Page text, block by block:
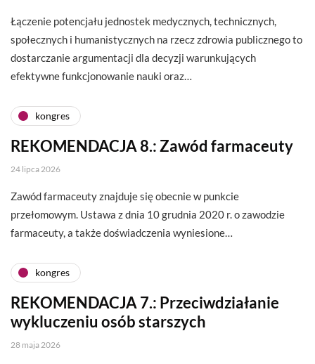
Łączenie potencjału jednostek medycznych, technicznych,
społecznych i humanistycznych na rzecz zdrowia publicznego to
dostarczanie argumentacji dla decyzji warunkujących
efektywne funkcjonowanie nauki oraz…
kongres
REKOMENDACJA 8.: Zawód farmaceuty
24 lipca 2026
Zawód farmaceuty znajduje się obecnie w punkcie
przełomowym. Ustawa z dnia 10 grudnia 2020 r. o zawodzie
farmaceuty, a także doświadczenia wyniesione…
kongres
REKOMENDACJA 7.: Przeciwdziałanie
wykluczeniu osób starszych
28 maja 2026